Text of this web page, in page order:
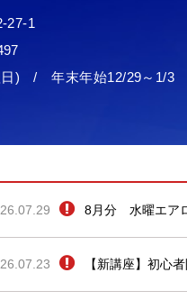
27-1
日) / 年末年始12/29～1/3
8月分 水曜エア
【新講座】初心